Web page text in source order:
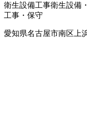
衛生設備工事衛生設備
工事・保守
愛知県名古屋市南区上